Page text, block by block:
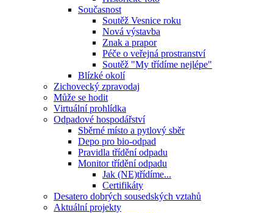
Současnost
Soutěž Vesnice roku
Nová výstavba
Znak a prapor
Péče o veřejná prostranství
Soutěž "My třídíme nejlépe"
Blízké okolí
Zichovecký zpravodaj
Může se hodit
Virtuální prohlídka
Odpadové hospodářství
Sběrné místo a pytlový sběr
Depo pro bio-odpad
Pravidla třídění odpadu
Monitor třídění odpadu
Jak (NE)třídíme...
Certifikáty
Desatero dobrých sousedských vztahů
Aktuální projekty